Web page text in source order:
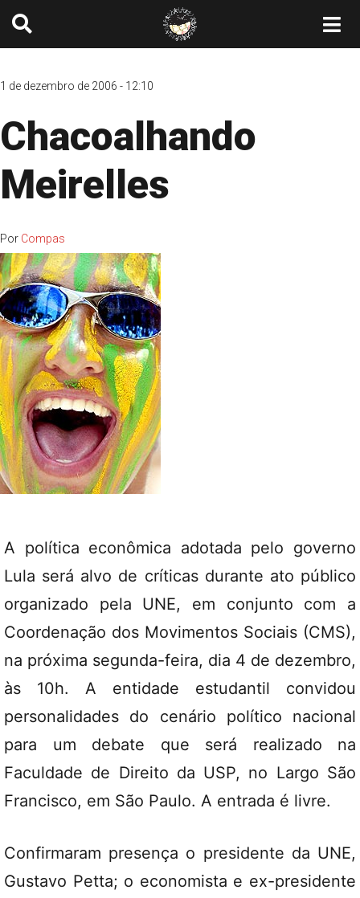
1 de dezembro de 2006 - 12:10
Chacoalhando
Meirelles
Por Compas
A política econômica adotada pelo governo
Lula será alvo de críticas durante ato público
organizado pela UNE, em conjunto com a
Coordenação dos Movimentos Sociais (CMS),
na próxima segunda-feira, dia 4 de dezembro,
às 10h. A entidade estudantil convidou
personalidades do cenário político nacional
para um debate que será realizado na
Faculdade de Direito da USP, no Largo São
Francisco, em São Paulo. A entrada é livre.
Confirmaram presença o presidente da UNE,
Gustavo Petta; o economista e ex-presidente